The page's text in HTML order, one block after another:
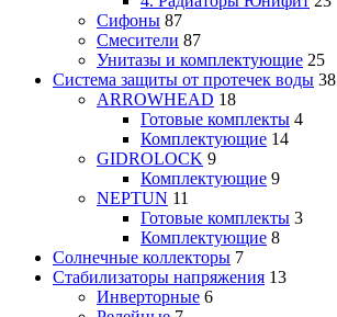
Сифоны 87
Смесители 87
Унитазы и комплектующие 25
Система защиты от протечек воды 38
ARROWHEAD 18
Готовые комплекты 4
Комплектующие 14
GIDROLOCK 9
Комплектующие 9
NEPTUN 11
Готовые комплекты 3
Комплектующие 8
Солнечные коллекторы 7
Стабилизаторы напряжения 13
Инверторные 6